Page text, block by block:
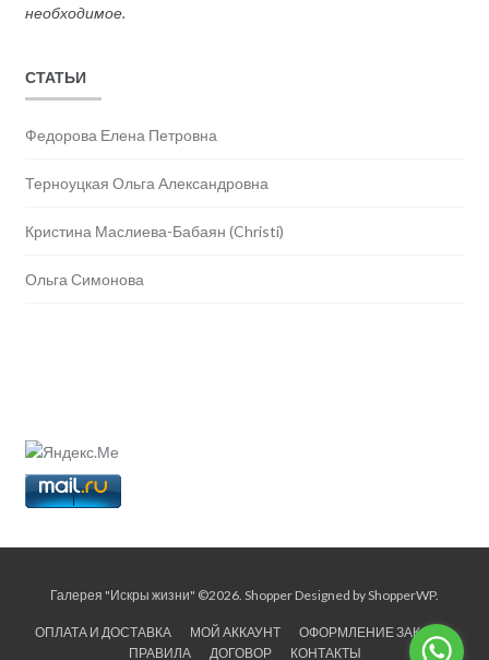
необходимое.
СТАТЬИ
Федорова Елена Петровна
Терноуцкая Ольга Александровна
Кристина Маслиева-Бабаян (Christi)
Ольга Симонова
Галерея "Искры жизни" ©2026. Shopper Designed byShopperWP.
ОПЛАТА И ДОСТАВКА МОЙ АККАУНТ
ОФОРМЛЕНИЕ ЗАКАЗА
ПРАВИЛА
ДОГОВОР КОНТАКТЫ